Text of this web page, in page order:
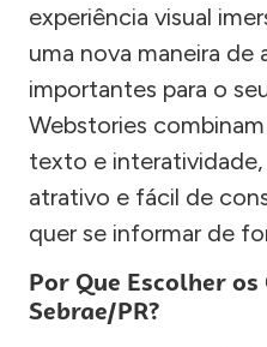
experiência visual
uma nova maneira de
importantes para o
Webstories
texto e
atrativo e fácil de
quer se informar de
Por Que Escolher
Sebrae/PR?